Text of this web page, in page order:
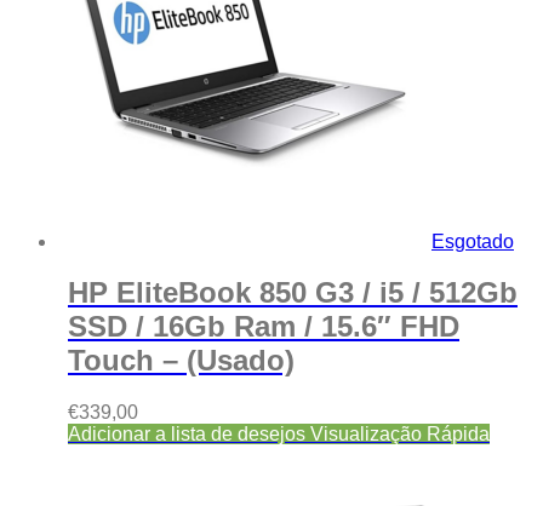
Esgotado
HP EliteBook 850 G3 / i5 / 512Gb
SSD / 16Gb Ram / 15.6″ FHD
Touch – (Usado)
€339,00
Adicionar a lista de desejos Visualização Rápida